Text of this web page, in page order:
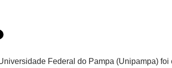
Federal do Pampa (Unipampa)